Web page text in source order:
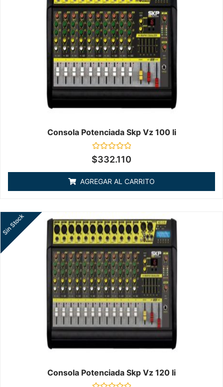
Consola Potenciada Skp Vz 100 Ii
Valorado
en
5
$332.110
AGREGAR AL CARRITO
Consola Potenciada Skp Vz 120 Ii
Sin Stock